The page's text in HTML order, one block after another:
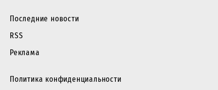
Последние новости
RSS
Реклама
Политика конфиденциальности